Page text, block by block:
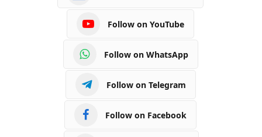
Follow on YouTube
Follow on WhatsApp
Follow on Telegram
Follow on Facebook